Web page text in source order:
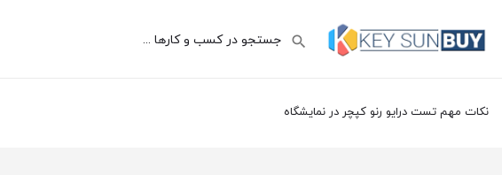
نکات مهم تست درایو رنو کپچر در نمایشگاه